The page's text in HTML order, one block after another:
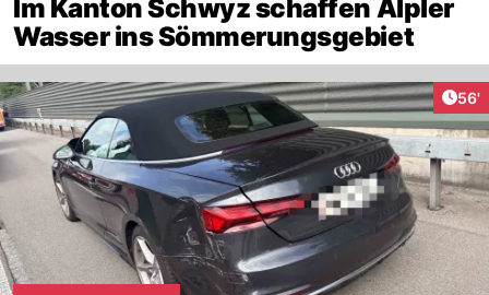
Im Kanton Schwyz schaffen Älpler
Wasser ins Sömmerungsgebiet
56'